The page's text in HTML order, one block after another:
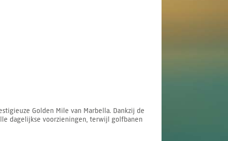
Golden Mile van Marbella. Dankzij de
dagelijkse voorzieningen, terwijl golfbanen